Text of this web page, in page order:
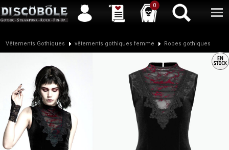
0
Service client 04 50 26 57 88 Newsletter | | Facebook
Vêtements Gothiques vêtements gothiques femme Robes gothiques